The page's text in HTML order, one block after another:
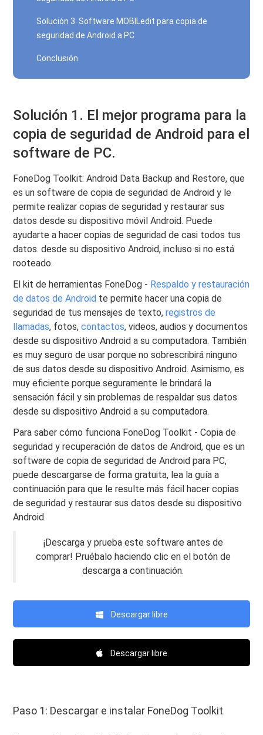
Solución 3. Software MOBILedit para copia de
seguridad de Android a PC
Conclusión
Solución 1. El mejor programa para la
copia de seguridad de Android para el
software de PC.
FoneDog Toolkit: Android Data Backup and Restore, que
es un software de copia de seguridad de Android y le
permite realizar copias de seguridad y restaurar sus
datos desde su dispositivo móvil Android. Puede
ayudarte a hacer copias de seguridad de casi todos tus
datos. desde su dispositivo Android, incluso si no está
rooteado.
El kit de herramientas FoneDog - Respaldo y restauración
de datos de Android te permite hacer una copia de
seguridad de tus mensajes de texto, registros de
llamadas, fotos,contactos, videos, audios y documentos
desde su dispositivo Android a su computadora. También
es muy seguro de usar porque no sobrescribirá ninguno
de sus datos desde su dispositivo Android. Asimismo, es
muy eficiente porque seguramente le brindará la
sensación fácil y sin problemas de respaldar sus datos
desde su dispositivo Android a su computadora.
Para saber cómo funciona FoneDog Toolkit - Copia de
seguridad y recuperación de datos de Android, que es un
software de copia de seguridad de Android para PC,
puede descargarse de forma gratuita, lea la guía a
continuación para que le resulte más fácil hacer copias
de seguridad y restaurar sus datos desde su dispositivo
Android.
¡Descarga y prueba este software antes de
comprar! Pruébalo haciendo clic en el botón de
descarga a continuación.
Descargar libre
Descargar libre
Paso 1: Descargar e instalar FoneDog Toolkit